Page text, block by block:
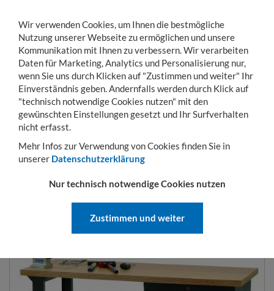
Toggle
navigation
MENÜ KONTO WARENKORB
Sie sind hier: Betriebseinrichtung Arbeitsplatzsysteme CompactLine
REIHENWERKBÄNKE MIT 1
SCHUBLADENBLOCK
Wir verwenden Cookies, um Ihnen die bestmögliche
Nutzung unserer Webseite zu ermöglichen und unsere
Kommunikation mit Ihnen zu verbessern. Wir verarbeiten
Daten für Marketing, Analytics und Personalisierung nur,
wenn Sie uns durch Klicken auf "Zustimmen und weiter" Ihr
Einverständnis geben. Andernfalls werden durch Klick auf
"technisch notwendige Cookies nutzen" mit den
gewünschten Einstellungen gesetzt und Ihr Surfverhalten
nicht erfasst.
Mehr Infos zur Verwendung von Cookies finden Sie in
unserer Datenschutzerklärung
Nur technisch notwendige Cookies nutzen
Zustimmen und weiter